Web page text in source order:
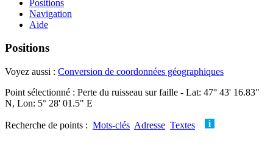
Positions
Navigation
Aide
Positions
Voyez aussi : Conversion de coordonnées géographiques
Point sélectionné : Perte du ruisseau sur faille - Lat: 47° 43' 16.83"
N, Lon: 5° 28' 01.5" E
Recherche de points : Mots-clés Adresse Textes